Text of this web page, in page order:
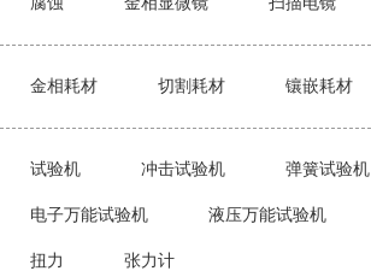
金相耗材 切割耗材 镶嵌耗材
试验机 冲击试验机 弹簧试验机
电子万能试验机 液压万能试验机
扭力 张力计